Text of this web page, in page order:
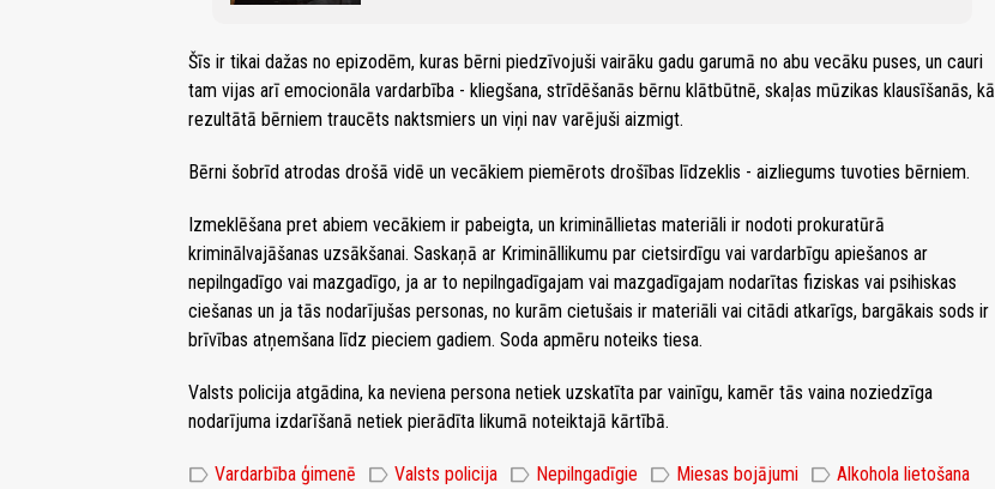
Šīs ir tikai dažas no epizodēm, kuras bērni piedzīvojuši vairāku gadu garumā no abu vecāku puses, un cauri
tam vijas arī emocionāla vardarbība - kliegšana, strīdēšanās bērnu klātbūtnē, skaļas mūzikas klausīšanās, kā
rezultātā bērniem traucēts naktsmiers un viņi nav varējuši aizmigt.
Bērni šobrīd atrodas drošā vidē un vecākiem piemērots drošības līdzeklis - aizliegums tuvoties bērniem.
Izmeklēšana pret abiem vecākiem ir pabeigta, un krimināllietas materiāli ir nodoti prokuratūrā
kriminālvajāšanas uzsākšanai. Saskaņā ar Krimināllikumu par cietsirdīgu vai vardarbīgu apiešanos ar
nepilngadīgo vai mazgadīgo, ja ar to nepilngadīgajam vai mazgadīgajam nodarītas fiziskas vai psihiskas
ciešanas un ja tās nodarījušas personas, no kurām cietušais ir materiāli vai citādi atkarīgs, bargākais sods ir
brīvības atņemšana līdz pieciem gadiem. Soda apmēru noteiks tiesa.
Valsts policija atgādina, ka neviena persona netiek uzskatīta par vainīgu, kamēr tās vaina noziedzīga
nodarījuma izdarīšanā netiek pierādīta likumā noteiktajā kārtībā.
label Vardarbība ģimenē label Valsts policija label Nepilngadīgie label Miesas bojājumi label Alkohola lietošana